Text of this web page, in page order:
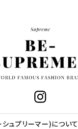
ュプリーマー)について